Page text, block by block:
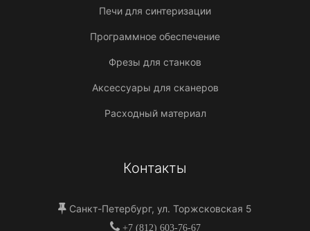
Печи для синтеризации
Программное обеспечение
Фрезы для станков
Аксессуары для сканеров
Расходный материал
Контакты
Санкт-Петербург, ул. Торжсковская 5
+7 (812) 603-76-67